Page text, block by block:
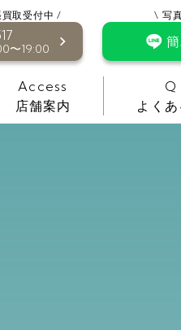
取受付中 /
〜19:00
\ 写
Access
店舗案内
Q
よく